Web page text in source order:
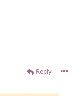
Reply